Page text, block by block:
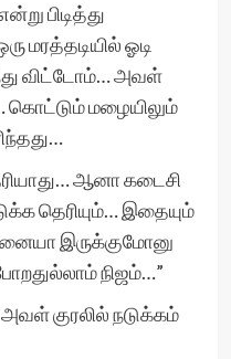
பிடித்து
மரத்தடியில் ஓடி
விட்டோம்… அவள்
மழையிலும்
ஆனா கடைசி
தெரியும்… இதையும்
இருக்குமோனு
நிஜம்…”
குரலில் நடுக்கம்